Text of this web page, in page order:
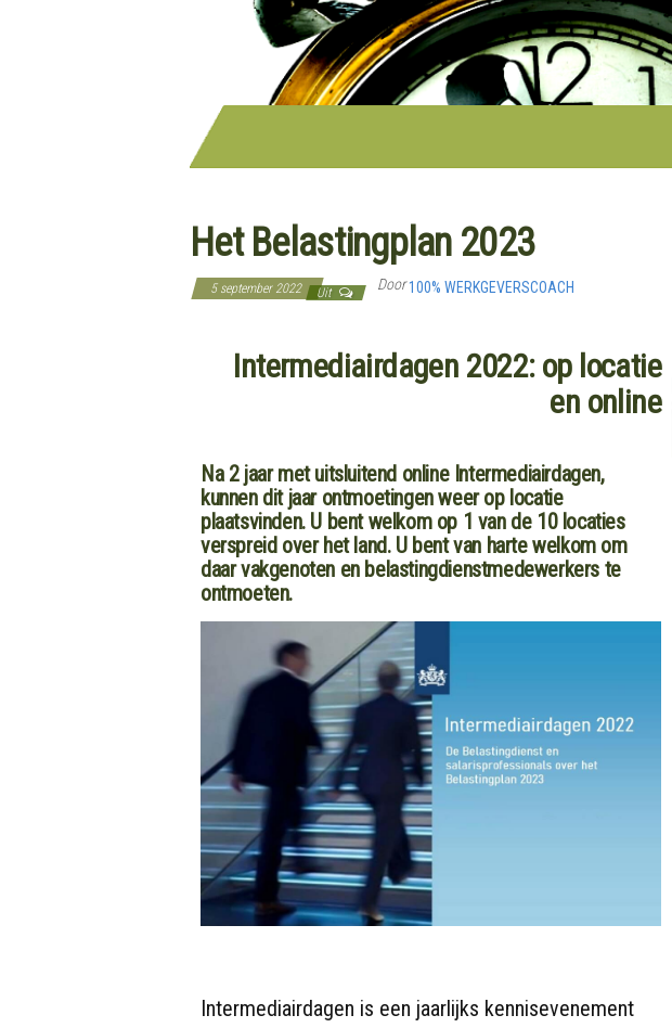
Het Belastingplan 2023
5 september 2022 Uit Door100% WERKGEVERSCOACH
Intermediairdagen 2022: op locatie
en online
Na 2 jaar met uitsluitend online Intermediairdagen,
kunnen dit jaar ontmoetingen weer op locatie
plaatsvinden. U bent welkom op 1 van de 10 locaties
verspreid over het land. U bent van harte welkom om
daar vakgenoten en belastingdienstmedewerkers te
ontmoeten.
Intermediairdagen is een jaarlijks kennisevenement